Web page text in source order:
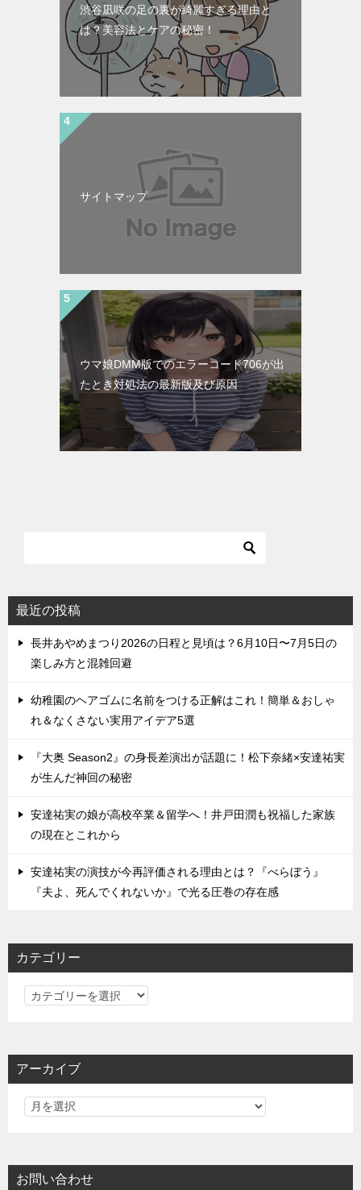
渋谷凪咲の足の裏が綺麗すぎる理由と
は？美容法とケアの秘密！
サイトマップ
ウマ娘DMM版でのエラーコード706が出
たとき対処法の最新版及び原因
最近の投稿
長井あやめまつり2026の日程と見頃は？6月10日〜7月5日の
楽しみ方と混雑回避
幼稚園のヘアゴムに名前をつける正解はこれ！簡単＆おしゃ
れ＆なくさない実用アイデア5選
『大奥 Season2』の身長差演出が話題に！松下奈緒×安達祐実
が生んだ神回の秘密
安達祐実の娘が高校卒業＆留学へ！井戸田潤も祝福した家族
の現在とこれから
安達祐実の演技が今再評価される理由とは？『べらぼう』
『夫よ、死んでくれないか』で光る圧巻の存在感
カテゴリー
カ
リ
アーカイブ
お問い合わせ